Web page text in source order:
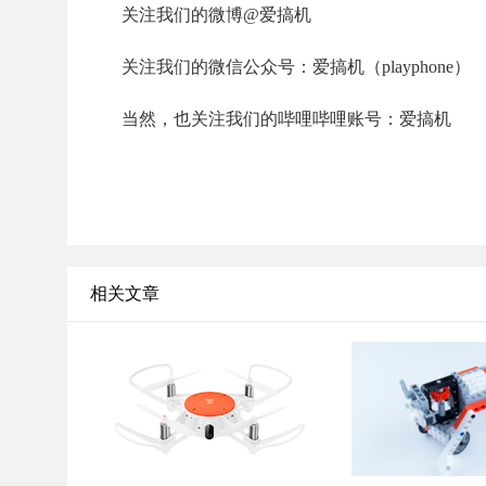
关注我们的微博@爱搞机
关注我们的微信公众号：爱搞机（playphone）
当然，也关注我们的哔哩哔哩账号：爱搞机
相关文章